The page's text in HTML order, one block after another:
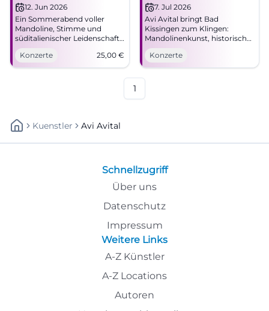
12. Jun 2026
Ein Sommerabend voller
Mandoline, Stimme und
süditalienischer Leidenschaft
erwartet Duisburg. Reise nach
Italien in der Mercatorhalle:
12.06.2026, 19:30 Uhr, Tickets
Konzerte 25,00 €
7. Jul 2026
Avi Avital bringt Bad
Kissingen zum Klingen:
Mandolinenkunst, historische
Kulisse und große Emotion
im Kurtheater. #LiveKonzert
#BadKissingen
Konzerte
1
Kuenstler Avi Avital
Schnellzugriff
Über uns
Datenschutz
Impressum
Weitere Links
A-Z Künstler
A-Z Locations
Autoren